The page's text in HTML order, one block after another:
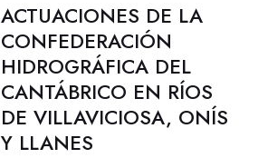
ACTUACIONES DE LA
CONFEDERACIÓN
HIDROGRÁFICA DEL
CANTÁBRICO EN RÍOS
DE VILLAVICIOSA, ONÍS
Y LLANES